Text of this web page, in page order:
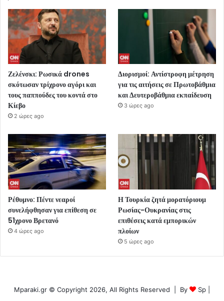
Ζελένσκι: Ρωσικά drones
σκότωσαν τρίχρονο αγόρι και
τους παππούδες του κοντά στο
Κίεβο
2 ώρες ago
Διορισμοί: Αντίστροφη μέτρηση
για τις αιτήσεις σε Πρωτοβάθμια
και Δευτεροβάθμια εκπαίδευση
3 ώρες ago
Ρέθυμνο: Πέντε νεαροί
συνελήφθησαν για επίθεση σε
51χρονο Βρετανό
4 ώρες ago
Η Τουρκία ζητά μορατόριουμ
Ρωσίας-Ουκρανίας στις
επιθέσεις κατά εμπορικών
πλοίων
5 ώρες ago
Mparaki.gr © Copyright 2026, All Rights Reserved | By Sp